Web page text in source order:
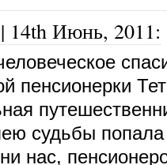
14th Июнь, 2011:
пенсионерки
судьбы
нас,